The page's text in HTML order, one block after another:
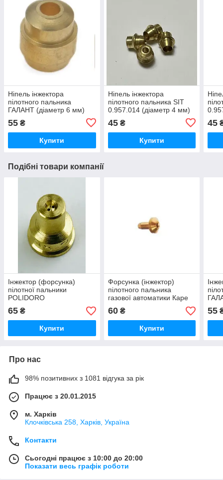
Ніпель інжектора
пілотного пальника
ГАЛАНТ (діаметр 6 мм)
55 ₴
Купити
Ніпель інжектора
пілотного пальника SIT
0.957.014 (діаметр 4 мм)
45₴
Купити
45
Подібні товари компанії
Інжектор (форсунка)
пілотної пальники
POLIDORO
65 ₴
Купити
Форсунка (інжектор)
пілотного пальника
газової автоматики Каре
60₴
Купити
55
Про нас
98% позитивних з 1081 відгука за рік
Працює з 20.01.2015
м. Харків
Клочкiвська 258, Харків, Україна
Контакти
Сьогодні працює з 10:00 до 20:00
Показати весь графік роботи